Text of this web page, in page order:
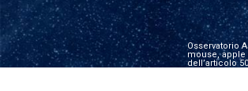
Osservatorio
mouse, apple
dell’articolo